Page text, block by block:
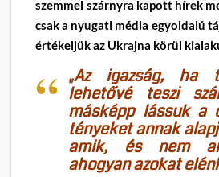
szemmel szárnyra kapott hírek
csak a nyugati média egyoldalú
értékeljük az Ukrajna körül
„Az igazság, ha
lehetővé teszi
másképp lássuk a
tényeket annak
amik, és nem
ahogyan azokat